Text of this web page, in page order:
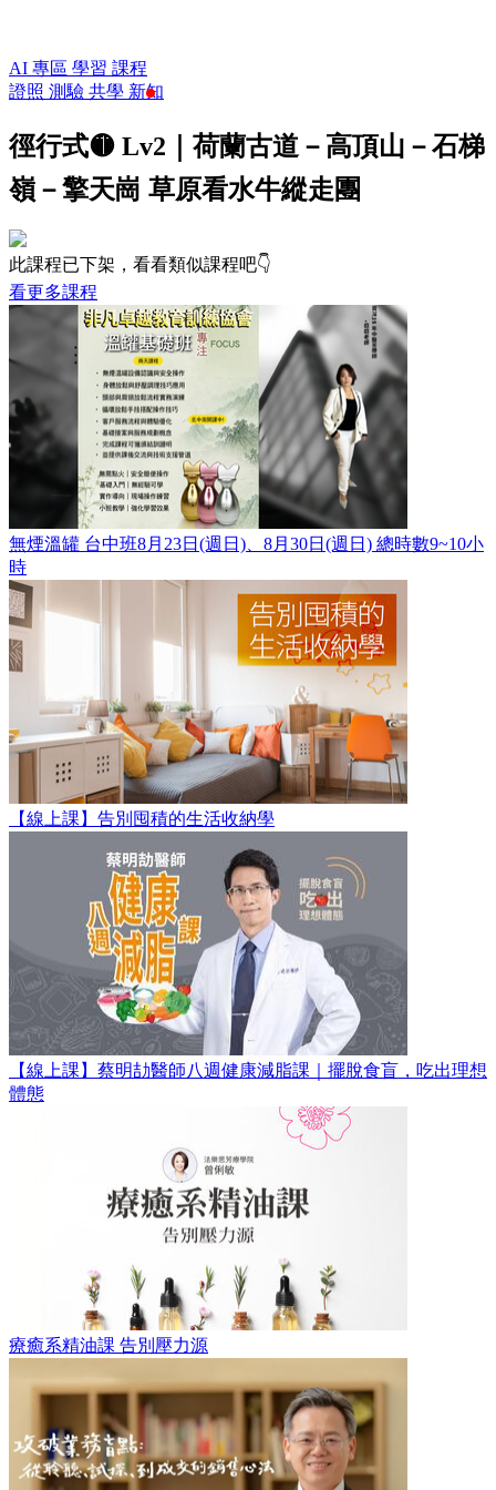
AI 專區 學習 課程
證照 測驗 共學 新知
徑行式🟡 Lv2｜荷蘭古道－高頂山－石梯
嶺－擎天崗 草原看水牛縱走團
此課程已下架，看看類似課程吧👇
看更多課程
無煙溫罐 台中班8月23日(週日)、8月30日(週日) 總時數9~10小
時
【線上課】告別囤積的生活收納學
【線上課】蔡明劼醫師八週健康減脂課｜擺脫食盲，吃出理想
體態
療癒系精油課 告別壓力源